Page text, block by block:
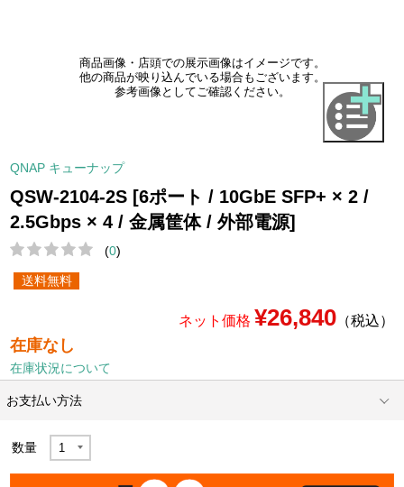
商品画像・店頭での展示画像はイメージです。
他の商品が映り込んでいる場合もございます。
参考画像としてご確認ください。
QNAP キューナップ
QSW-2104-2S [6ポート / 10GbE SFP+ × 2 /
2.5Gbps × 4 / 金属筐体 / 外部電源]
(0)
送料無料
ネット価格 ¥26,840（税込）
在庫なし
在庫状況について
お支払い方法
数量